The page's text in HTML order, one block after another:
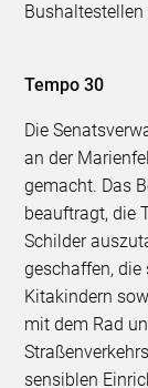
Tempo 30
Die
an der
gemacht. Das
beauftragt, die
Schilder
geschaffen, die
Kitakindern
mit dem Rad
sensiblen